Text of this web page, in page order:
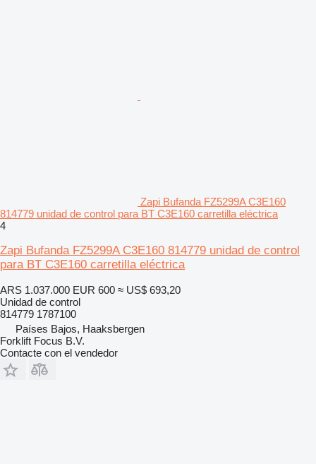
Zapi Bufanda FZ5299A C3E160
814779 unidad de control para BT C3E160 carretilla eléctrica
4
Zapi Bufanda FZ5299A C3E160 814779 unidad de control
para BT C3E160 carretilla eléctrica
ARS 1.037.000 EUR 600 ≈ US$ 693,20
Unidad de control
814779 1787100
Países Bajos, Haaksbergen
Forklift Focus B.V.
Contacte con el vendedor